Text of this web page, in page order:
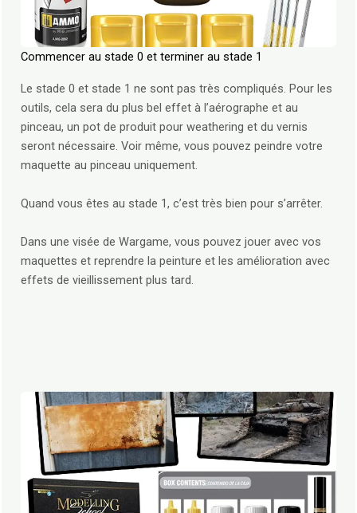
Commencer au stade 0 et terminer au stade 1
Le stade 0 et stade 1 ne sont pas très compliqués. Pour les
outils, cela sera du plus bel effet à l’aérographe et au
pinceau, un pot de produit pour weathering et du vernis
seront nécessaire. Voir même, vous pouvez peindre votre
maquette au pinceau uniquement.
Quand vous êtes au stade 1, c’est très bien pour s’arrêter.
Dans une visée de Wargame, vous pouvez jouer avec vos
maquettes et reprendre la peinture et les amélioration avec
effets de vieillissement plus tard.